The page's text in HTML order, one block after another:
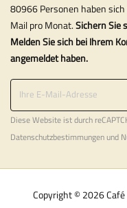
80966 Personen haben
Mail pro Monat.Sichern Sie
Melden Sie sich bei Ihrem
angemeldet haben.
Diese Website ist durch
Datenschutzbestimmungen und
Copyright © 2026 Café